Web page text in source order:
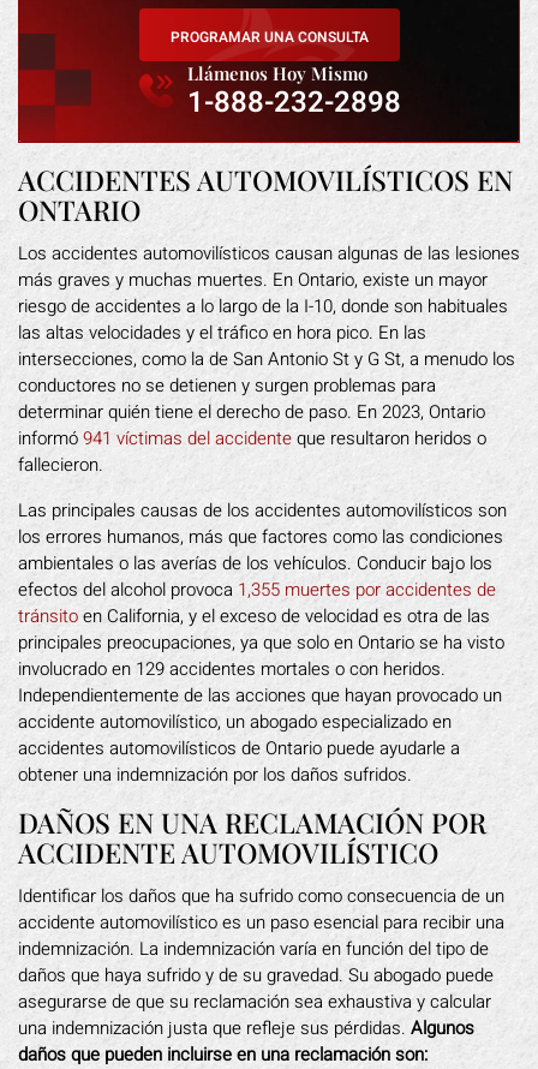
PROGRAMAR UNA CONSULTA
Llámenos Hoy Mismo
1-888-232-2898
ACCIDENTES AUTOMOVILÍSTICOS EN
ONTARIO
Los accidentes automovilísticos causan algunas de las lesiones
más graves y muchas muertes. En Ontario, existe un mayor
riesgo de accidentes a lo largo de la I-10, donde son habituales
las altas velocidades y el tráfico en hora pico. En las
intersecciones, como la de San Antonio St y G St, a menudo los
conductores no se detienen y surgen problemas para
determinar quién tiene el derecho de paso. En 2023, Ontario
informó941 víctimas del accidenteque resultaron heridos o
fallecieron.
Las principales causas de los accidentes automovilísticos son
los errores humanos, más que factores como las condiciones
ambientales o las averías de los vehículos. Conducir bajo los
efectos del alcohol provoca 1,355 muertes por accidentes de
tránsitoen California, y el exceso de velocidad es otra de las
principales preocupaciones, ya que solo en Ontario se ha visto
involucrado en 129 accidentes mortales o con heridos.
Independientemente de las acciones que hayan provocado un
accidente automovilístico, un abogado especializado en
accidentes automovilísticos de Ontario puede ayudarle a
obtener una indemnización por los daños sufridos.
DAÑOS EN UNA RECLAMACIÓN POR
ACCIDENTE AUTOMOVILÍSTICO
Identificar los daños que ha sufrido como consecuencia de un
accidente automovilístico es un paso esencial para recibir una
indemnización. La indemnización varía en función del tipo de
daños que haya sufrido y de su gravedad. Su abogado puede
asegurarse de que su reclamación sea exhaustiva y calcular
una indemnización justa que refleje sus pérdidas. Algunos
daños que pueden incluirse en una reclamación son: